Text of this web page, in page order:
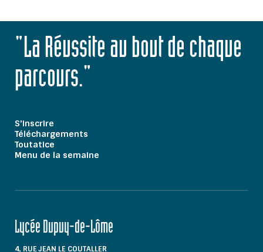
"La Réussite au bout de chaque
parcours."
S'inscrire
Téléchargements
Toutatice
Menu de la semaine
Lycée Dupuy-de-Lôme
4, RUE JEAN LE COUTALLER